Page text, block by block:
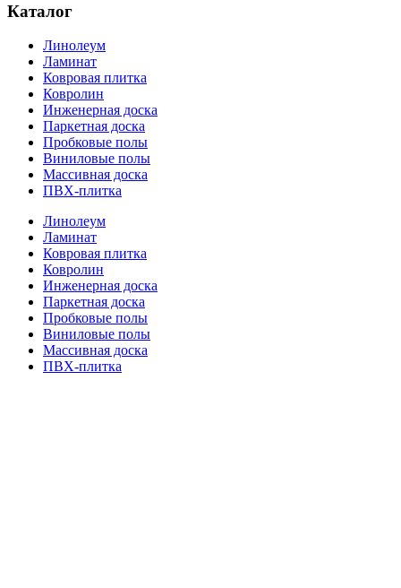
Каталог
Линолеум
Ламинат
Ковровая плитка
Ковролин
Инженерная доска
Паркетная доска
Пробковые полы
Виниловые полы
Массивная доска
ПВХ-плитка
Линолеум
Ламинат
Ковровая плитка
Ковролин
Инженерная доска
Паркетная доска
Пробковые полы
Виниловые полы
Массивная доска
ПВХ-плитка